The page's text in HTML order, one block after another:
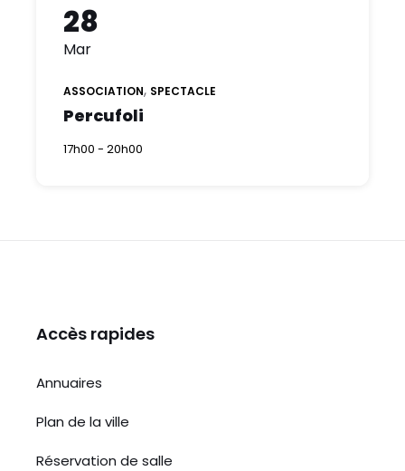
28
Mar
ASSOCIATION, SPECTACLE
Percufoli
17h00 - 20h00
Accès rapides
Annuaires
Plan de la ville
Réservation de salle